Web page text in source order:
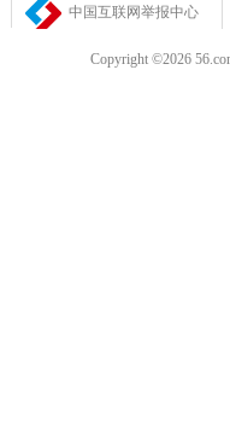
中国互联网举报中心
Copyright ©2026